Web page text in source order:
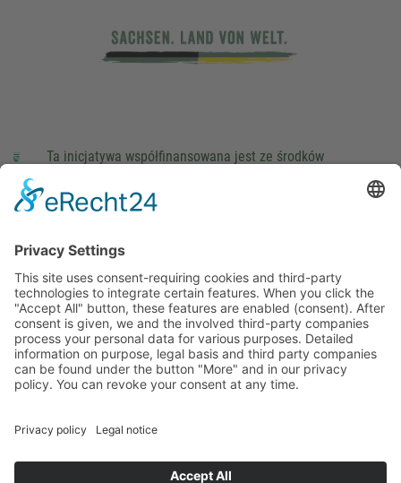
Ta inicjatywa współfinansowana jest ze środków
parlamentarzystów Landtagu Saksońskiego budżetu.
stopka redakcyjna
This site uses consent-requiring cookies and third-party
technologies to integrate certain features. When you click the
"Accept All" button, these features are enabled (consent).
After consent is given, we and the involved third-party
companies process your personal data for various purposes.
companies can be found under the button "More" and in our